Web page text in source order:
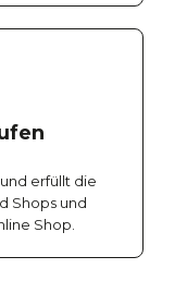
erfüllt die
Shops und
Shop.